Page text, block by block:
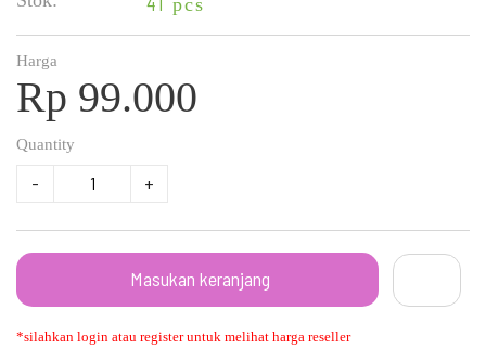
Harga
Rp 99.000
Quantity
- +
Masukan keranjang
*silahkan login atau register untuk melihat harga reseller